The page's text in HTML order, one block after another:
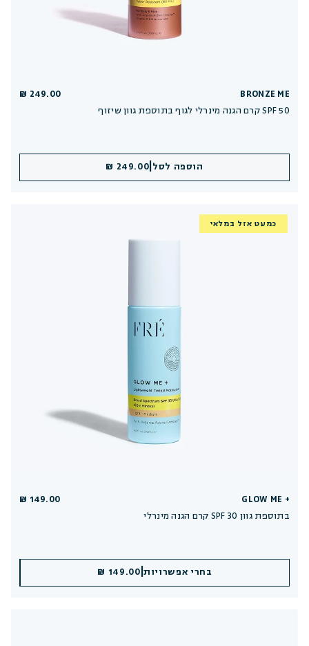
BRONZE ME
קרם הגנה מינרלי לגוף בתוספת גוון שיזוף SPF 50
249.00 ₪
הוספה לסל 249.00 ₪
כמעט אזל במלאי
GLOW ME +
קרם הגנה מינרלי SPF 30 בתוספת גוון
149.00 ₪
בחרי אפשרויות|
149.00 ₪ הוספה לסל|
149.00 ₪